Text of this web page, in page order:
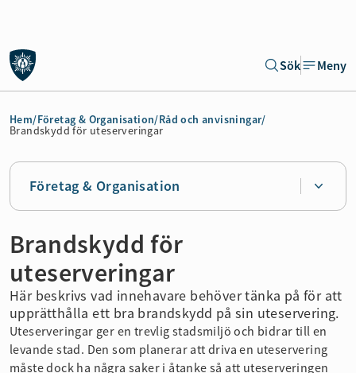
Sök Meny
Hem/Företag & Organisation/Råd och anvisningar/
Brandskydd för uteserveringar
Företag & Organisation
Brandskydd för
uteserveringar
Här beskrivs vad innehavare behöver tänka på för att
upprätthålla ett bra brandskydd på sin uteservering.
Uteserveringar ger en trevlig stadsmiljö och bidrar till en
levande stad. Den som planerar att driva en uteservering
måste dock ha några saker i åtanke så att uteserveringen